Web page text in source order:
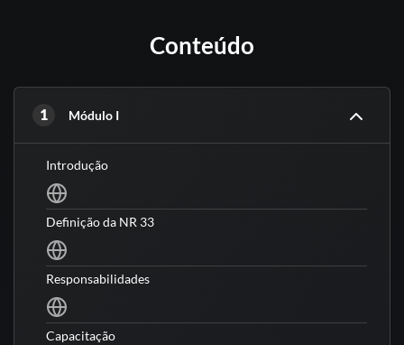
Conteúdo
1 Módulo I
Introdução
Definição da NR 33
Responsabilidades
Capacitação